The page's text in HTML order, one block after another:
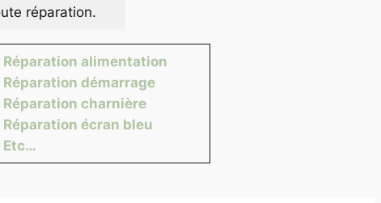
réparation.
Réparation alimentation
Réparation démarrage
Réparation charnière
Réparation écran bleu
Etc…